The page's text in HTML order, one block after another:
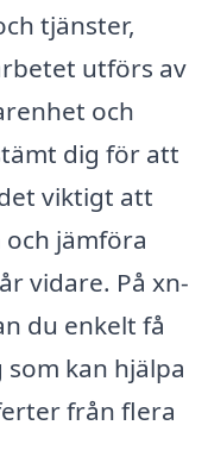
tjänster,
utförs av
och
dig för att
viktigt att
jämföra
vidare. På xn-
du enkelt få
kan hjälpa
från flera